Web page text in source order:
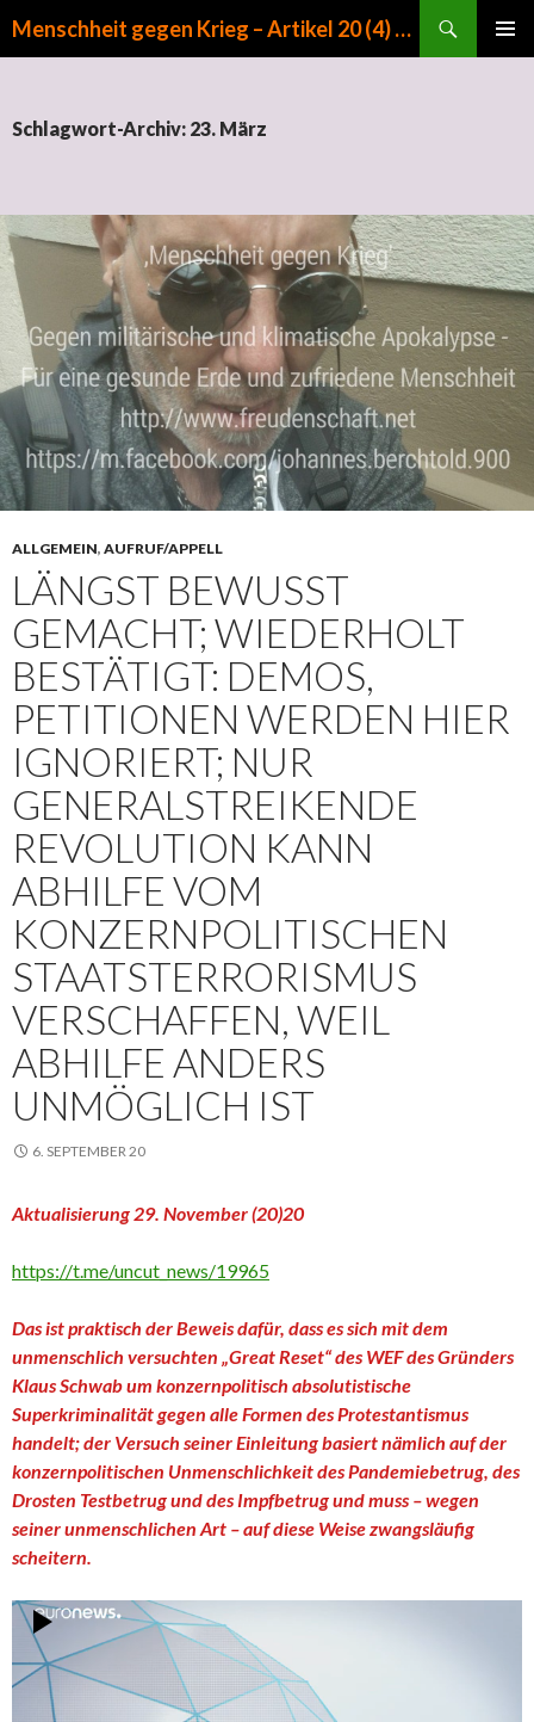
Menschheit gegen Krieg – Artikel 20 (4) GG
Schlagwort-Archiv: 23. März
ALLGEMEIN, AUFRUF/APPELL
LÄNGST BEWUSST
GEMACHT; WIEDERHOLT
BESTÄTIGT: DEMOS,
PETITIONEN WERDEN HIER
IGNORIERT; NUR
GENERALSTREIKENDE
REVOLUTION KANN
ABHILFE VOM
KONZERNPOLITISCHEN
STAATSTERRORISMUS
VERSCHAFFEN, WEIL
ABHILFE ANDERS
UNMÖGLICH IST
6. SEPTEMBER 20
Aktualisierung 29. November (20)20
https://t.me/uncut_news/19965
Das ist praktisch der Beweis dafür, dass es sich mit dem
unmenschlich versuchten „Great Reset“ des WEF des Gründers
Klaus Schwab um konzernpolitisch absolutistische
Superkriminalität gegen alle Formen des Protestantismus
handelt; der Versuch seiner Einleitung basiert nämlich auf der
konzernpolitischen Unmenschlichkeit des Pandemiebetrug, des
Drosten Testbetrug und des Impfbetrug und muss – wegen
seiner unmenschlichen Art – auf diese Weise zwangsläufig
scheitern.
Video-
Player